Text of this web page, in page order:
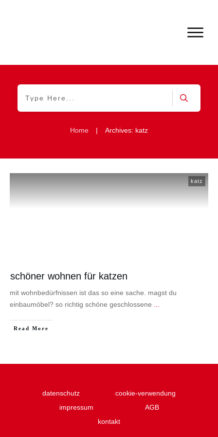
Home | Archives: katz
katz
schöner wohnen für katzen
mit wohnbedürfnissen ist das so eine sache. magst du
einbaumöbel? so richtig schöne geschlossene
Read More
datenschutz
cookie-verwendung
impressum
AGB
kontakt